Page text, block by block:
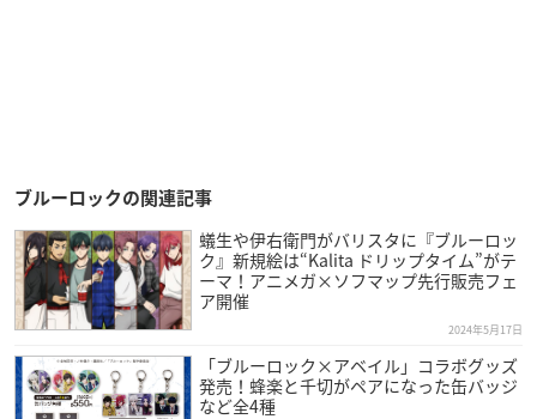
ブルーロックの関連記事
蟻生や伊右衛門がバリスタに『ブルーロッ
ク』新規絵は“Kalita ドリップタイム”がテ
ーマ！アニメガ×ソフマップ先行販売フェ
ア開催
2024年5月17日
「ブルーロック×アベイル」コラボグッズ
発売！蜂楽と千切がペアになった缶バッジ
など全4種